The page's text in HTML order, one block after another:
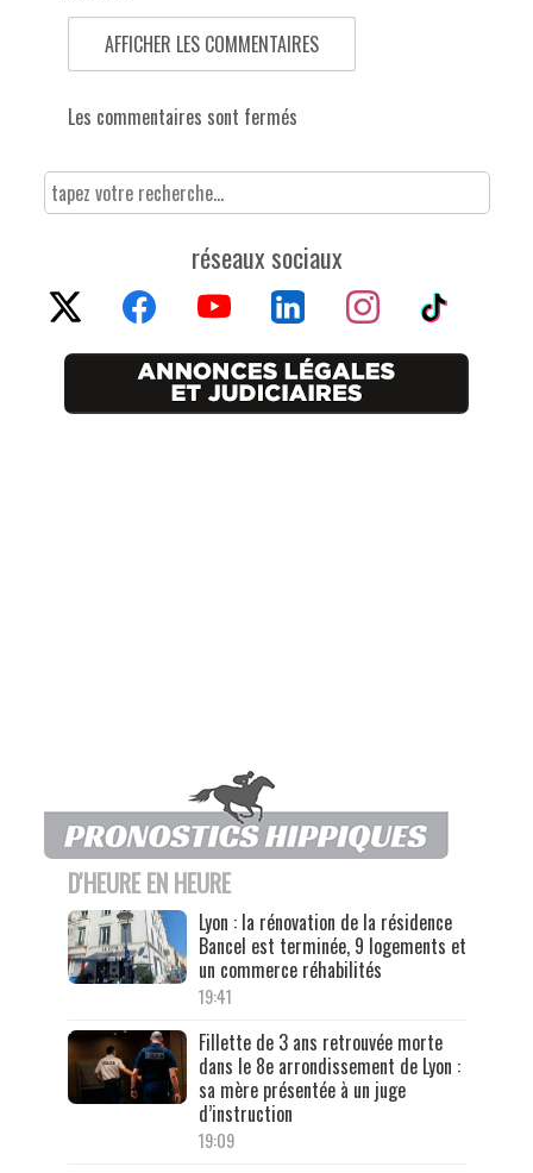
AFFICHER LES COMMENTAIRES
Les commentaires sont fermés
réseaux sociaux
D'HEURE EN HEURE
Lyon : la rénovation de la résidence
Bancel est terminée, 9 logements et
un commerce réhabilités
19:41
Fillette de 3 ans retrouvée morte
dans le 8e arrondissement de Lyon :
sa mère présentée à un juge
d’instruction
19:09